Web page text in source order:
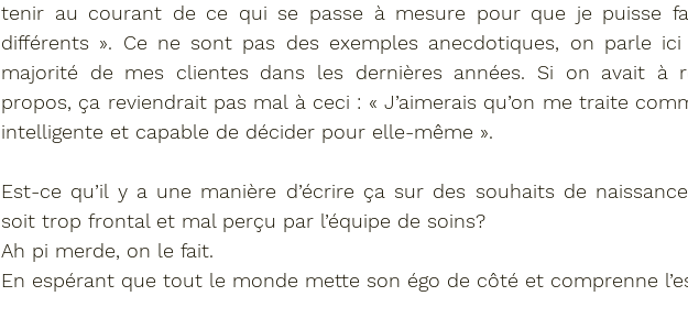
tenir au courant de ce qui se passe à mesure pour que je puisse
différents ». Ce ne sont pas des exemples anecdotiques, on parle
majorité de mes clientes dans les dernières années. Si on avait à
propos, ça reviendrait pas mal à ceci : « J’aimerais qu’on me traite
intelligente et capable de décider pour elle-même ».
Est-ce qu’il y a une manière d’écrire ça sur des souhaits de
soit trop frontal et mal perçu par l’équipe de soins?
Ah pi merde, on le fait.
En espérant que tout le monde mette son égo de côté et comprenne